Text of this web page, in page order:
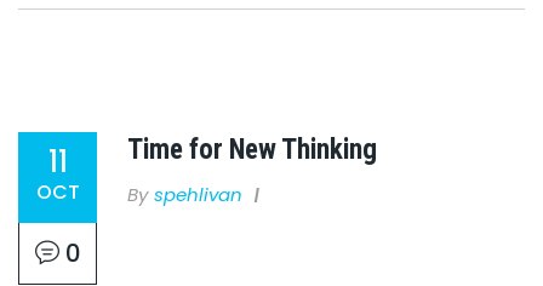
11
OCT
0
Time for New Thinking
By Spehlivan